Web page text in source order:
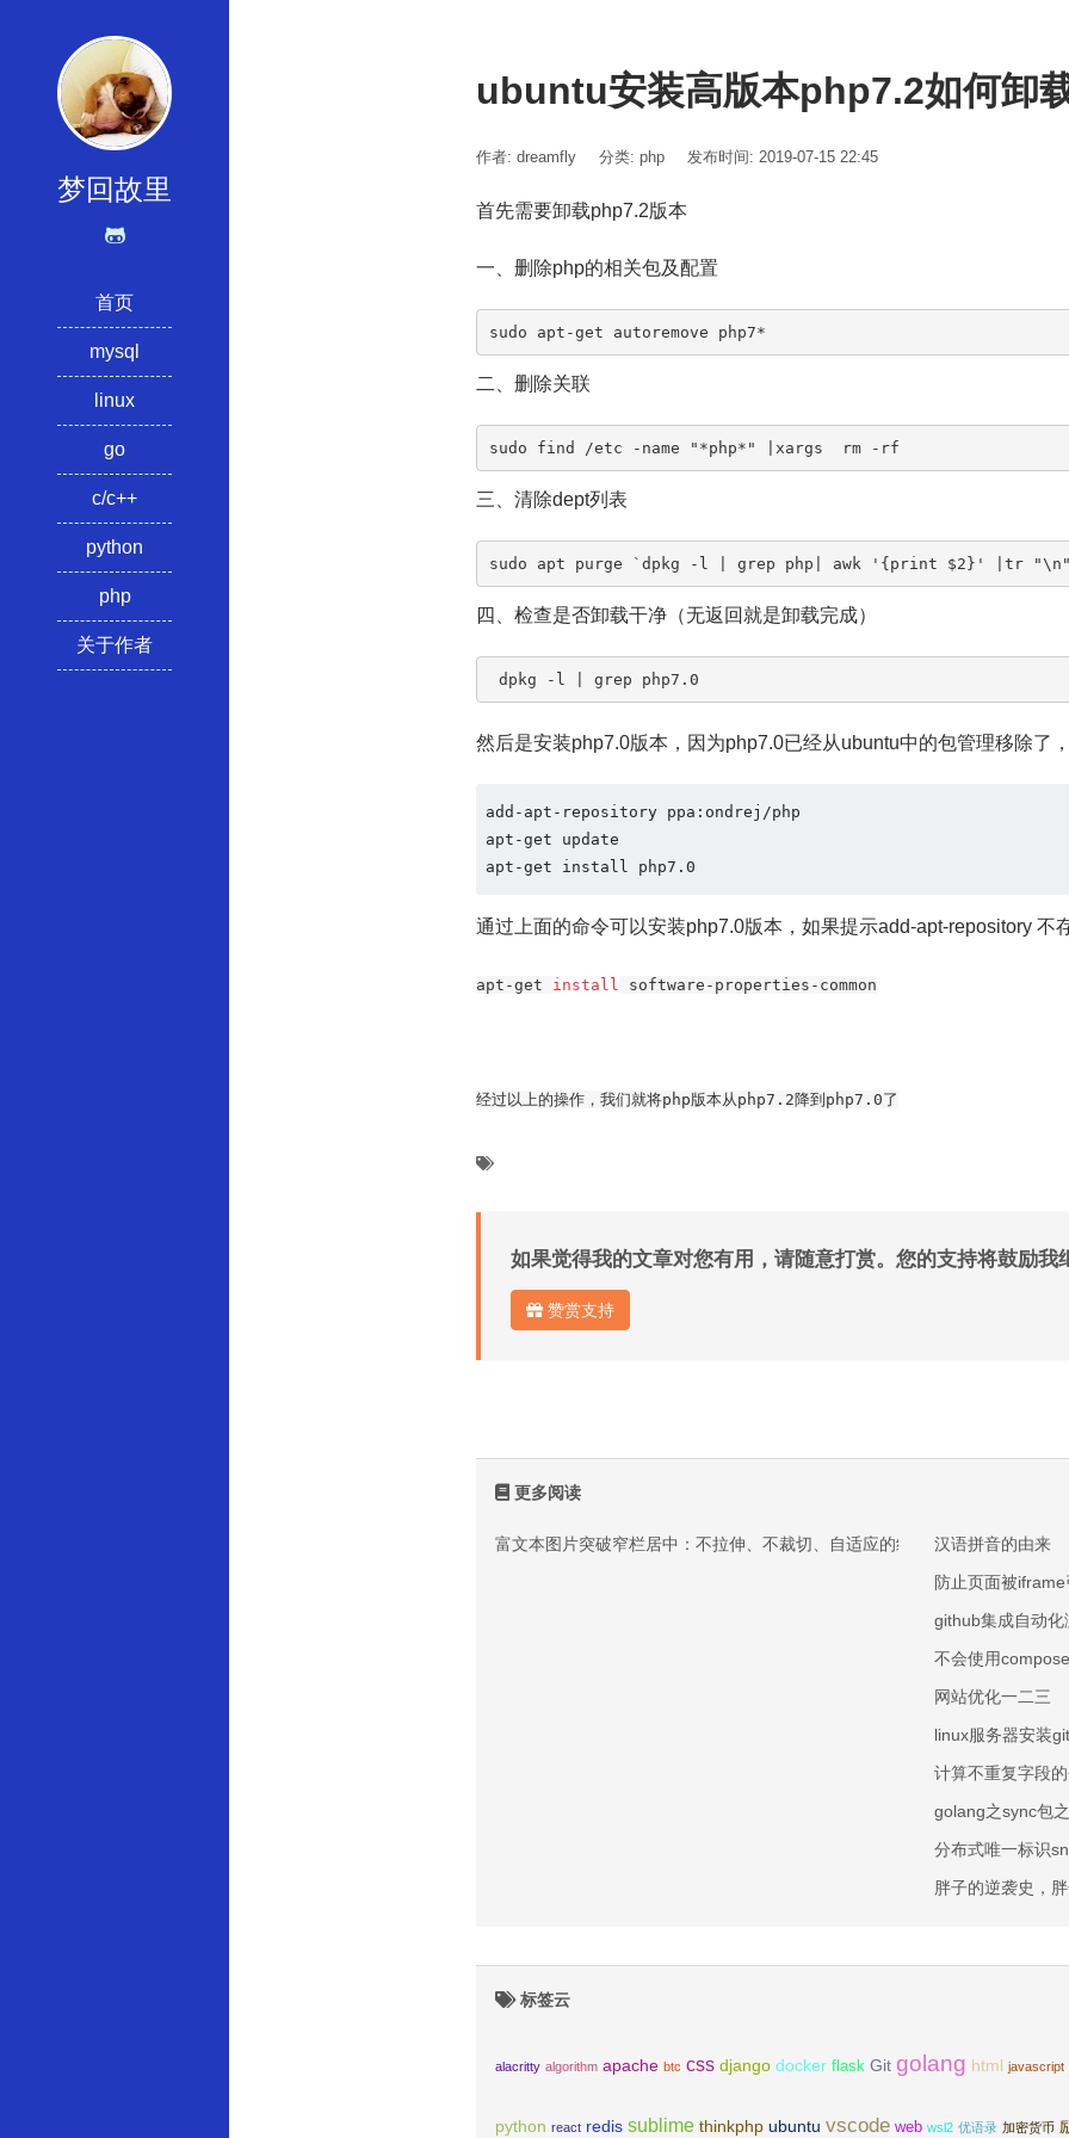
梦回故里
首页
mysql
linux
go
c/c++
python
php
关于作者
ubuntu安装高版本php7.2如何卸
作者: dreamfly 分类: php 发布时间: 2019-07-15 22:45
首先需要卸载php7.2版本
一、删除php的相关包及配置
sudo apt-get autoremove php7*
二、删除关联
sudo find /etc -name "*php*" |xargs  rm -rf
三、清除dept列表
sudo apt purge `dpkg -l | grep php| awk '{print $2}' |tr
四、检查是否卸载干净（无返回就是卸载完成）
dpkg -l | grep php7.0
然后是安装php7.0版本，因为php7.0已经从ubuntu中的包管理移除了
add-apt-repository ppa:ondrej/php
apt-get update
apt-get install php7.0
通过上面的命令可以安装php7.0版本，如果提示add-apt-repository 不
apt-get install software-properties-common
经过以上的操作，我们就将php版本从php7.2降到php7.0了
如果觉得我的文章对您有用，请随意打赏。您的支持将鼓励我
赞赏支持
更多阅读
富文本图片突破窄栏居中：不拉伸、不裁切、自适应的纯 CSS 方案汉语拼音的由来
防止页面被iframe
github集成自动化
不会使用
网站优化一二三
linux服务器安装
计算不重复字段
golang之sync包
分布式唯一标识
胖子的逆袭史，
标签云
alacritty algorithm apache btc css django docker flask Git golang html javascript
python react redis sublime thinkphp ubuntu vscode web wsl2 优语录 加密货币